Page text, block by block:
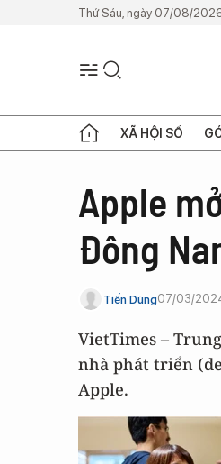
Thứ Sáu, ngày 07/08/
XÃ HỘI SỐ
Apple
Đông
Tiến Dũng07/03/
VietTimes –
nhà phát triển
Apple.